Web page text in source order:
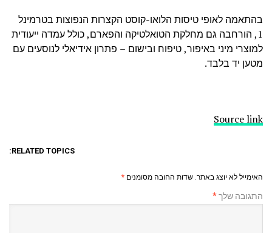
בהתאמה לאופי טיסות הלואו-קוסט הקצרות הנפוצות בטרמינל
1, הורחבה גם מחלקת הטואלטיקה והפארם, כולל עמדה ייעודית
למוצרי מיני באיפור, טיפוח ובישום – פתרון אידיאלי לנוסעים עם
מטען יד בלבד.
Source link
RELATED TOPICS:
האימייל לא יוצג באתר. שדות החובה מסומנים *
התגובה שלך*